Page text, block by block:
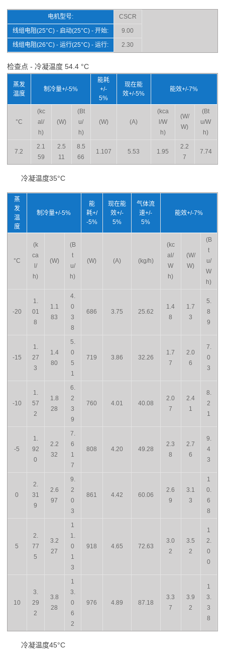
电机型号:
CSCR
线组电阻(25°C) - 启动(25°C) - 开始:
9.00
线组电阻(26°C) - 运行(25°C) - 运行:
2.30
检查点 - 冷凝温度 54.4 °C
蒸发
温度
制冷量+/-5%
能耗
+/-
5%
现在能
效+/-5%
能效+/-7%
°C
(kc
al/
h)
(W)
(Bt
u/
h)
(W) (A)
(kca
l/W
h)
(W/
W)
(Bt
u/W
h)
7.2
2.1
59
2.5
11
8.5
66
1.107 5.53 1.95
2.2
7
7.74
冷凝温度35°C
蒸
发
温
度
制冷量+/-5%
能
耗+/
-5%
现在能
效+/-
5%
气体流
速+/-
5%
能效+/-7%
°C
(k
ca
l/
h)
(W)
(B
t
u/
h)
(W) (A) (kg/h)
(kc
al/
W
h)
(W/
W)
(B
t
u/
W
h)
-20
1.
01
8
1.1
83
4.
0
3
8
686 3.75 25.62
1.4
8
1.7
3
5.
8
9
-15
1.
27
3
1.4
80
5.
0
5
1
719 3.86 32.26
1.7
7
2.0
6
7.
0
3
-10
1.
57
2
1.8
28
6.
2
3
9
760 4.01 40.08
2.0
7
2.4
1
8.
2
1
-5
1.
92
0
2.2
32
7.
6
1
7
808 4.20 49.28
2.3
8
2.7
6
9.
4
3
0
2.
31
9
2.6
97
9.
2
0
3
861 4.42 60.06
2.6
9
3.1
3
1
0.
6
8
5
2.
77
5
3.2
27
1
1.
0
1
3
918 4.65 72.63
3.0
2
3.5
2
1
2.
0
0
10
3.
29
2
3.8
28
1
3.
0
6
2
976 4.89 87.18
3.3
7
3.9
2
1
3.
3
8
冷凝温度45°C